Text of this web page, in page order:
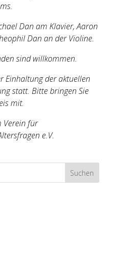
Dan am Klavier, Aaron
Dan an der Violine.
sind willkommen.
Einhaltung der aktuellen
statt. Bitte bringen Sie
mit.
Verein für
e.V.